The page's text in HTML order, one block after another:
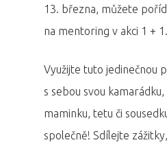
13. března, můžete
na mentoring v akci 1 + 1.
Využijte tuto jedinečnou
s sebou svou
maminku, tetu či
společně! Sdílejte